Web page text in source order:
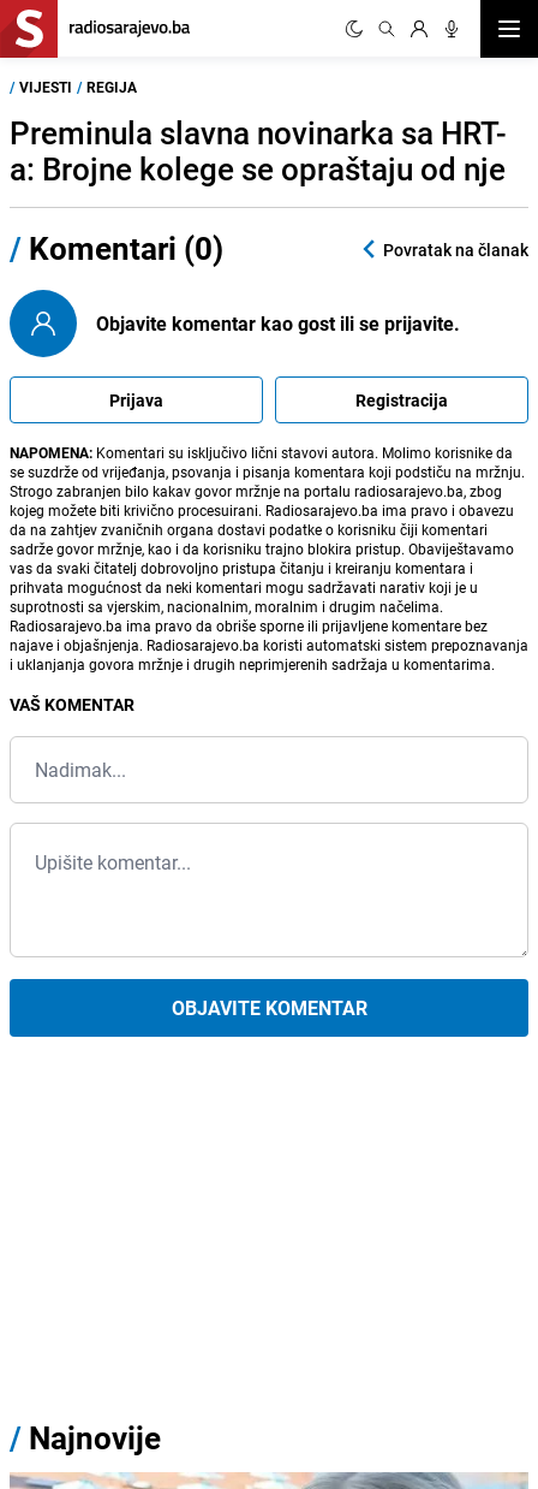
/ VIJESTI / REGIJA
Preminula slavna novinarka sa HRT-
a: Brojne kolege se opraštaju od nje
/ Komentari (0) Povratak na članak
Objavite komentar kao gost ili se prijavite.
Prijava Registracija
NAPOMENA: Komentari su isključivo lični stavovi autora. Molimo korisnike da
se suzdrže od vrijeđanja, psovanja i pisanja komentara koji podstiču na mržnju.
Strogo zabranjen bilo kakav govor mržnje na portalu radiosarajevo.ba, zbog
kojeg možete biti krivično procesuirani. Radiosarajevo.ba ima pravo i obavezu
da na zahtjev zvaničnih organa dostavi podatke o korisniku čiji komentari
sadrže govor mržnje, kao i da korisniku trajno blokira pristup. Obaviještavamo
vas da svaki čitatelj dobrovoljno pristupa čitanju i kreiranju komentara i
prihvata mogućnost da neki komentari mogu sadržavati narativ koji je u
suprotnosti sa vjerskim, nacionalnim, moralnim i drugim načelima.
Radiosarajevo.ba ima pravo da obriše sporne ili prijavljene komentare bez
najave i objašnjenja. Radiosarajevo.ba koristi automatski sistem prepoznavanja
i uklanjanja govora mržnje i drugih neprimjerenih sadržaja u komentarima.
VAŠ KOMENTAR
OBJAVITE KOMENTAR
/ Najnovije